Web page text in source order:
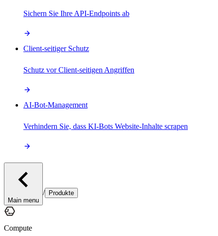
Sichern Sie Ihre API-Endpoints ab
Client-seitiger Schutz
Schutz vor Client-seitigen Angriffen
AI-Bot-Management
Verhindern Sie, dass KI-Bots Website-Inhalte scrapen
Main menu
/ Produkte
Compute